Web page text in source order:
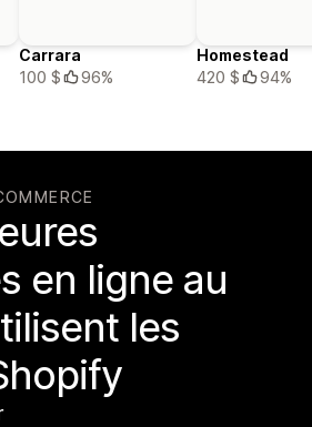
Carrara
100 $
96%
Homestead
420 $
94%
en ligne au
les